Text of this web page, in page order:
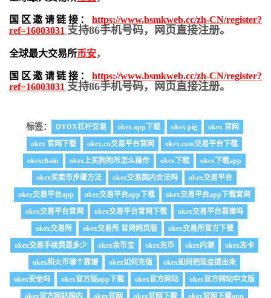
国区邀请链接： https://www.bsmkweb.cc/zh-CN/register?
ref=16003031 支持86手机号码，网页直接注册。
全球最大交易所币安，
国区邀请链接： https://www.bsmkweb.cc/zh-CN/register?
ref=16003031 支持86手机号码，网页直接注册。
标签： DYDX杠杆交易 okex app下载 okex pig
okex 官网
okex 官网下载
okex.cn交易平台官网
okex.com交易平台下载
okexchain
okex上买狗狗币怎么操作 okex下载
okex下载app
okex买卖币步骤方法
okex交易国内合法吗
okex交易平台
okex交易平台app
okex交易平台app下载
okex交易平台app下载官网
okex交易平台官网
okex交易平台官网下载
okex交易平台靠谱吗
okex交易所
okex交易所 官网网页版
okex交易所官方下载
okex交易手续费是多少
okex余币宝 okex充币 okex内测
okex冻卡
okex和火币哪个靠谱
okex如何充值
okex如何把现金提出来
okex安全吗
okex官方版app下载 okex官方网站
okex官方网站中文版
okex官方网站国内
okex官网 okex官网下载
okex官网下载app